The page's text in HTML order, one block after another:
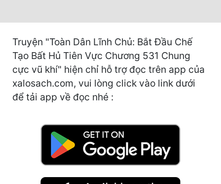
Khoa Huyễn
Khoa Huyễn Không Gian
Kinh Dị
Truyện "Toàn Dân Lĩnh Chủ: Bắt Đầu Chế
Tạo Bất Hủ Tiên Vực Chương 531 Chung
cực vũ khí" hiện chỉ hỗ trợ đọc trên app của
xalosach.com, vui lòng click vào link dưới
để tải app về đọc nhé :